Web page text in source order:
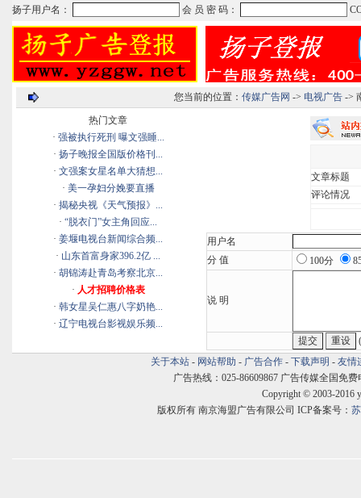
您当前的位置： 传媒广告网 -> 电视广告->
热门文章
· 强被执行死刑 曝文强睡...
· 扬子晚报全国版价格刊...
· 文强案女星名单大猜想...
· 美一孕妇分娩要直播
· 揭秘央视《天气预报》...
· “脱衣门”女主角回应...
· 姜堰电视台新闻综合频...
· 山东首富身家396.2亿 ...
· 胡锦涛赴青岛考察北京...
· 人才招聘价格表
· 韩女星吴仁惠八字奶艳...
· 辽宁电视台影视娱乐频...
文章标题
评论情况
用户名
分 值
100分
说 明
关于本站 - 网站帮助 - 广告合作 - 下载声明 - 友情
广告热线：025-86609867 广告传媒全国免费
Copyright © 2003-2016
版权所有 南京海盟广告有限公司 ICP备案号：